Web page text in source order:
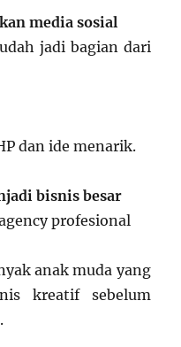
media sosial
jadi bagian dari
dan ide menarik.
bisnis besar
profesional
anak muda yang
kreatif sebelum